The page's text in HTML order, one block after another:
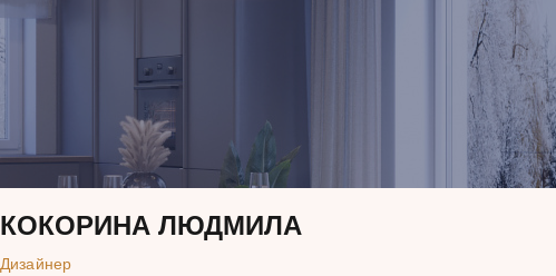
КОКОРИНА ЛЮДМИЛА
Дизайнер